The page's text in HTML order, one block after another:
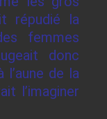
répudié la
femmes
donc
de la
l’imaginer